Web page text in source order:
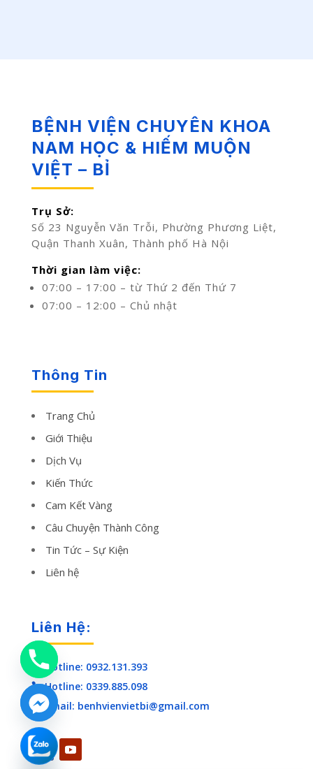
BỆNH VIỆN CHUYÊN KHOA
NAM HỌC & HIẾM MUỘN
VIỆT – BỈ
Trụ Sở:
Số 23 Nguyễn Văn Trỗi, Phường Phương Liệt,
Quận Thanh Xuân, Thành phố Hà Nội
Thời gian làm việc:
07:00 – 17:00 – từ Thứ 2 đến Thứ 7
07:00 – 12:00 – Chủ nhật
Thông Tin
Trang Chủ
Giới Thiệu
Dịch Vụ
Kiến Thức
Cam Kết Vàng
Câu Chuyện Thành Công
Tin Tức – Sự Kiện
Liên hệ
Liên Hệ:
 Hotline: 0932.131.393
 Hotline: 0339.885.098
 Email: benhvienvietbi@gmail.com
Hide
chaty